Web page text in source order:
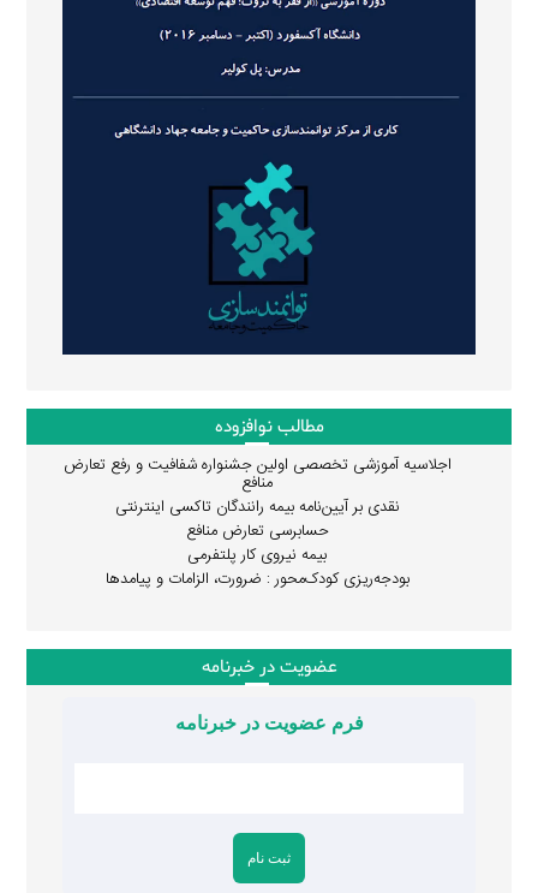
مطالب نوافزوده
اجلاسیه آموزشی تخصصی اولین جشنواره شفافیت و رفع تعارض
منافع
نقدی بر آیین‌نامه بیمه رانندگان تاکسی اینترنتی
حسابرسی تعارض منافع
بیمه نیروی کار پلتفرمی
بودجه‌ریزی کودک‌محور : ضرورت، الزامات و پیامدها
عضویت در خبرنامه
فرم عضویت در خبرنامه